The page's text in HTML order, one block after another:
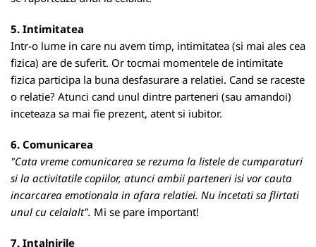
5. Intimitatea
Intr-o lume in care nu avem timp, intimitatea (si mai ales cea
fizica) are de suferit. Or tocmai momentele de intimitate
fizica participa la buna desfasurare a relatiei. Cand se raceste
o relatie? Atunci cand unul dintre parteneri (sau amandoi)
inceteaza sa mai fie prezent, atent si iubitor.
6. Comunicarea
"Cata vreme comunicarea se rezuma la listele de cumparaturi
si la activitatile copiilor, atunci ambii parteneri isi vor cauta
incarcarea emotionala in afara relatiei. Nu incetati sa flirtati
unul cu celalalt". Mi se pare important!
7. Intalnirile